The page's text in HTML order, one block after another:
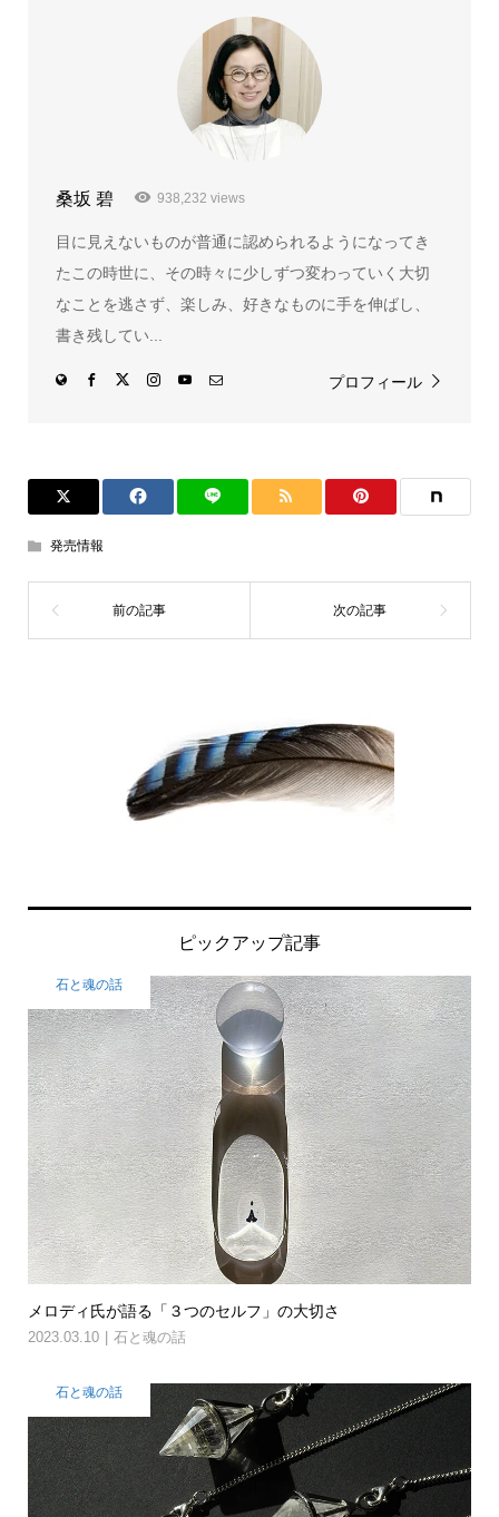
桑坂 碧 938,232 views
目に見えないものが普通に認められるようになってき
たこの時世に、その時々に少しずつ変わっていく大切
なことを逃さず、楽しみ、好きなものに手を伸ばし、
書き残してい...
プロフィール
発売情報
ピックアップ記事
石と魂の話
メロディ氏が語る「３つのセルフ」の大切さ
2023.03.10 石と魂の話
石と魂の話